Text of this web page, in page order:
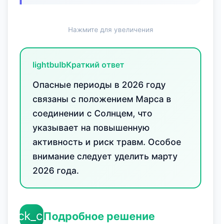
Нажмите для увеличения
lightbulbКраткий ответ
Опасные периоды в 2026 году
связаны с положением Марса в
соединении с Солнцем, что
указывает на повышенную
активность и риск травм. Особое
внимание следует уделить марту
2026 года.
Подробное решение